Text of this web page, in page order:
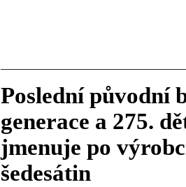
Poslední původní
generace a 275.
jmenuje po
šedesátin